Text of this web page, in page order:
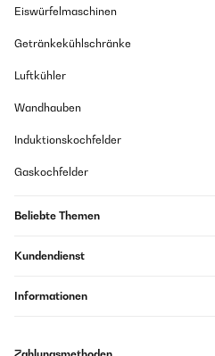
Eiswürfelmaschinen
Getränkekühlschränke
Luftkühler
Wandhauben
Induktionskochfelder
Gaskochfelder
Beliebte Themen
Kundendienst
Informationen